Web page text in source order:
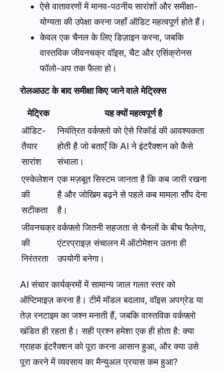
ऐसे वातावरणों में मानव-पठनीय सारांशों और समीक्षा-
योग्यता की उपेक्षा करना जहाँ ऑडिट महत्वपूर्ण होते हैं।
केवल एक चैनल के लिए डिज़ाइन करना, जबकि
वास्तविक जीवनचक्र वॉइस, चैट और एसिंक्रोनस
फॉलो-अप तक फैला हो।
रोलआउट के बाद समीक्षा किए जाने वाले मेट्रिक्स
मेट्रिक
यह क्यों महत्वपूर्ण है
ऑडिट-
तैयार
सारांश
नियंत्रित वर्कफ़्लो को ऐसे रिकॉर्ड की आवश्यकता
होती है जो बताएँ कि AI ने इंटरैक्शन को कैसे
संभाला।
एस्केलेशन
की
सटीकता
एक मज़बूत सिस्टम जानता है कि कब जारी रखना
है और जोखिम बढ़ने से पहले कब मामला सौंप देना
है।
जीवनचक्र
की
निरंतरता
वर्कफ़्लो जितनी सहजता से चैनलों के बीच फैलेगा,
एंटरप्राइज़ संचालन में ऑटोमेशन उतना ही
उपयोगी बनेगा।
AI संचार कार्यक्रमों में सामान्य जाल गलत स्तर को
ऑप्टिमाइज़ करना है। टीमें मॉडल बदलाव, वॉइस अपग्रेड या
तेज़ रनटाइम का जश्न मनाती हैं, जबकि वास्तविक वर्कफ़्लो
खंडित ही रहता है। सही प्रश्न हमेशा एक ही होता है: क्या
ग्राहक इंटरैक्शन को पूरा करना आसान हुआ, और क्या उसे
पूरा करने में व्यवसाय का मैन्युअल प्रयास कम हुआ?